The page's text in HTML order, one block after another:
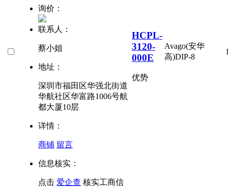
询价：
联系人：
蔡小姐
地址：
深圳市福田区华强北街道
华航社区华富路1006号航
都大厦10层
详情：
商铺 留言
信息核实：
点击 爱企查 核实工商信
HCPL-
3120-
000E
优势
Avago(安华
高)DIP-8